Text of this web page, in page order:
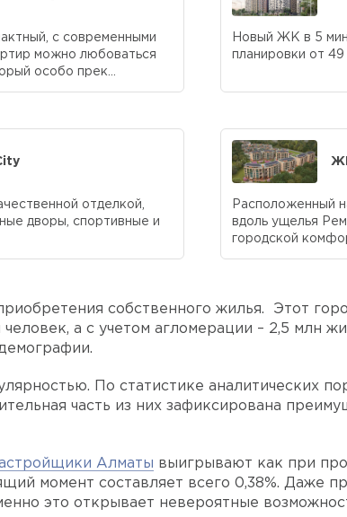
с современными
можно любоваться
особо прек...
Новый ЖК в 5
планировки от
отделкой,
дворы, спортивные и
Расположенный
вдоль ущелья
городской
собственного жилья. Этот
а с учетом агломерации – 2,5 млн
По статистике аналитических
часть из них зафиксирована
Алматы выигрывают как при
момент составляет всего 0,38%. Даже
это открывает невероятные